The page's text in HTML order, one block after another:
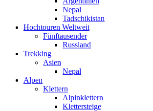
Nepal
Tadschikistan
Hochtouren Weltweit
Fünftausender
Russland
Trekking
Asien
Nepal
Alpen
Klettern
Alpinklettern
Klettersteige